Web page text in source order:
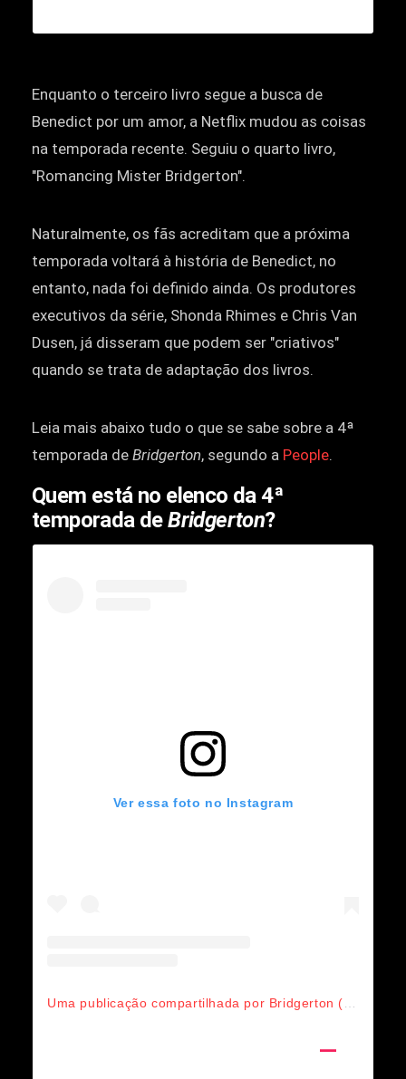
Enquanto o terceiro livro segue a busca de
Benedict por um amor, a Netflix mudou as coisas
na temporada recente. Seguiu o quarto livro,
"Romancing Mister Bridgerton".
Naturalmente, os fãs acreditam que a próxima
temporada voltará à história de Benedict, no
entanto, nada foi definido ainda. Os produtores
executivos da série, Shonda Rhimes e Chris Van
Dusen, já disseram que podem ser "criativos"
quando se trata de adaptação dos livros.
Leia mais abaixo tudo o que se sabe sobre a 4ª
temporada de Bridgerton, segundo a People.
Quem está no elenco da 4ª
temporada deBridgerton?
Ver essa foto no Instagram